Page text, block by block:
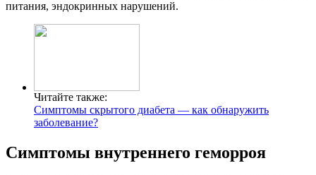
питания, эндокринных нарушений.
Читайте также:
Симптомы скрытого диабета — как обнаружить
заболевание?
Симптомы внутреннего геморроя